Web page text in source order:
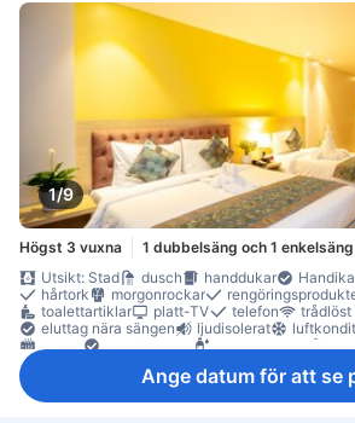
1/9
Högst 3 vuxna
1 dubbelsäng och 1 enkelsäng
Utsikt: Stad
dusch handdukar
hårtork
morgonrockar
toalettartiklar
platt-TV telefon
trådlöst
eluttag nära sängen
ljudisolerat
värme
Frukt/snacks gratis vatten på
Klinker-/marmorgolv
papperskorgar
Ange datum för att se